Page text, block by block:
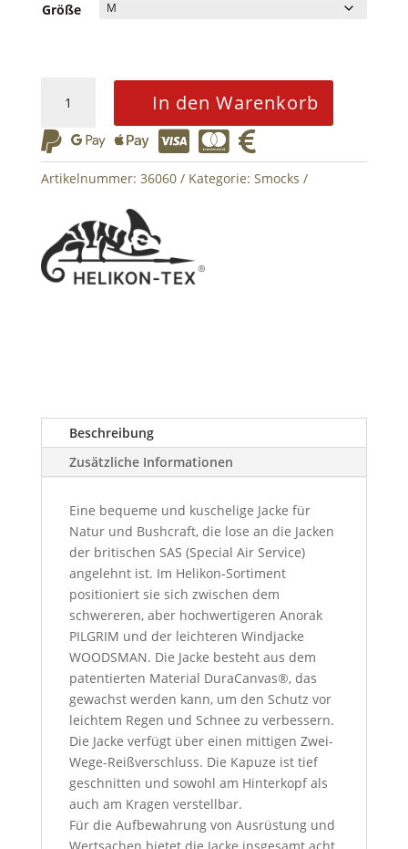
Größe
Jacket
SAS
Smock
DuraCanvas®
Menge
In den Warenkorb
     
Artikelnummer: 36060 Kategorie: Smocks
Beschreibung
Zusätzliche Informationen
Eine bequeme und kuschelige Jacke für
Natur und Bushcraft, die lose an die Jacken
der britischen SAS (Special Air Service)
angelehnt ist. Im Helikon-Sortiment
positioniert sie sich zwischen dem
schwereren, aber hochwertigeren Anorak
PILGRIM und der leichteren Windjacke
WOODSMAN. Die Jacke besteht aus dem
patentierten Material DuraCanvas®, das
gewachst werden kann, um den Schutz vor
leichtem Regen und Schnee zu verbessern.
Die Jacke verfügt über einen mittigen Zwei-
Wege-Reißverschluss. Die Kapuze ist tief
geschnitten und sowohl am Hinterkopf als
auch am Kragen verstellbar.
Für die Aufbewahrung von Ausrüstung und